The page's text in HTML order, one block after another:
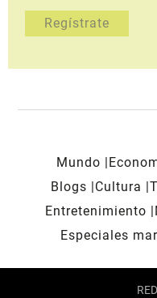
Mundo
Blogs
Cultura
Entretenimiento
Especiales